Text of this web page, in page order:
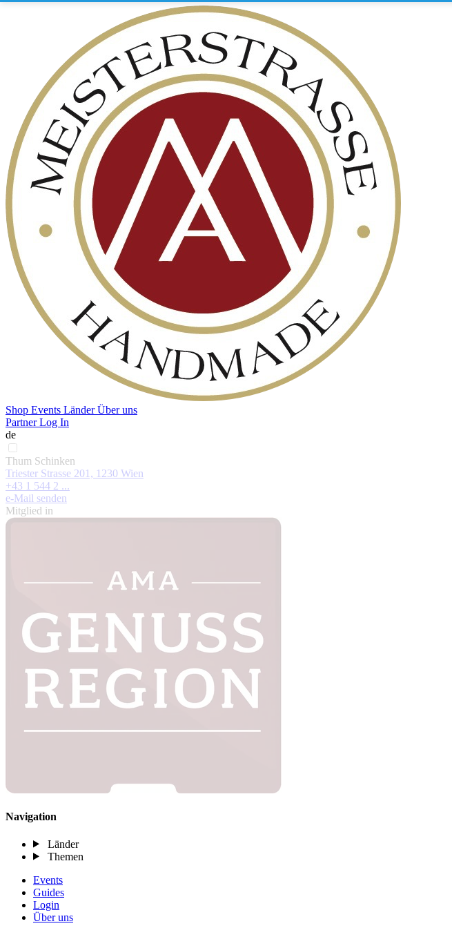
Shop Events LänderÜber uns
Partner Log In
de
Thum Schinken
Triester Strasse 201, 1230 Wien
+43 1 544 2 ...
e-Mail senden
Mitglied in
Navigation
Länder
Themen
Events
Guides
Login
Über uns